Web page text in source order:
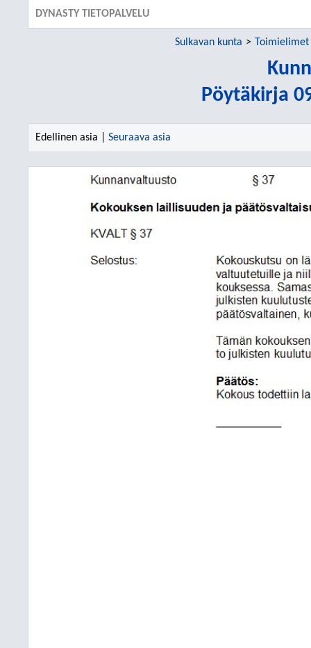
DYNASTY TIETOPALVELU
Sulkavan kunta Toimielimet
Pöytäkirja
Edellinen asia | Seuraava asia